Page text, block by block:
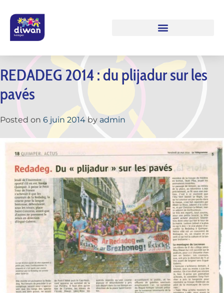
REDADEG 2014 : du plijadur sur les
pavés
Posted on 6 juin 2014 by admin